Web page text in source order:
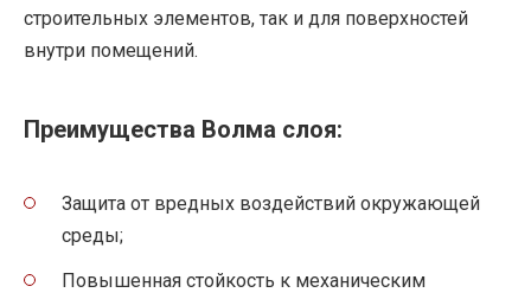
строительных элементов, так и для поверхностей
внутри помещений.
Преимущества Волма слоя:
Защита от вредных воздействий окружающей
среды;
Повышенная стойкость к механическим